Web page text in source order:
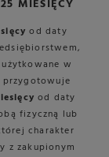
MIESIĘCY
od daty
w
przygotowuje
od daty
fizyczną lub
charakter
z zakupionym